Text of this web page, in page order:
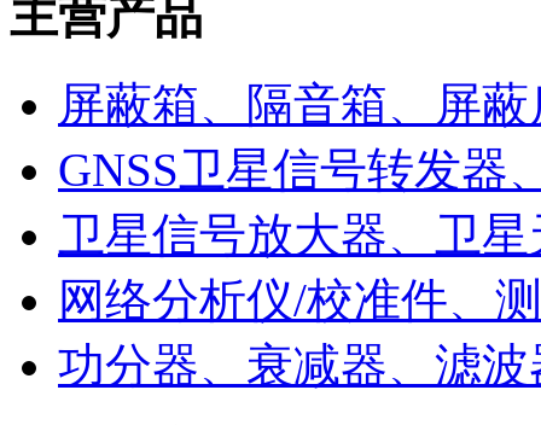
主营产品
屏蔽箱、隔音箱、屏
GNSS卫星信号转发器
卫星信号放大器、卫
网络分析仪/校准件、
功分器、衰减器、滤